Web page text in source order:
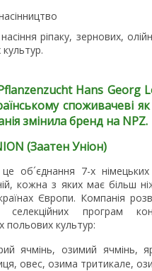
ріпаку, зернових,
Hans Georg
споживачеві
змінила бренд на NPZ.
(Заатен Уніон)
об´єднання 7-х німецьких
кожна з яких має більш
Європи. Компанія
селекційних програм
польових культур:
ячмінь, озимий ячмінь,
овес, озима тритикале,